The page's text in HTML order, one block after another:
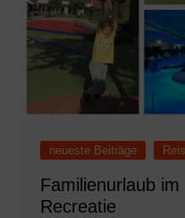
neueste Beiträge
Familienurlaub
Recreatie